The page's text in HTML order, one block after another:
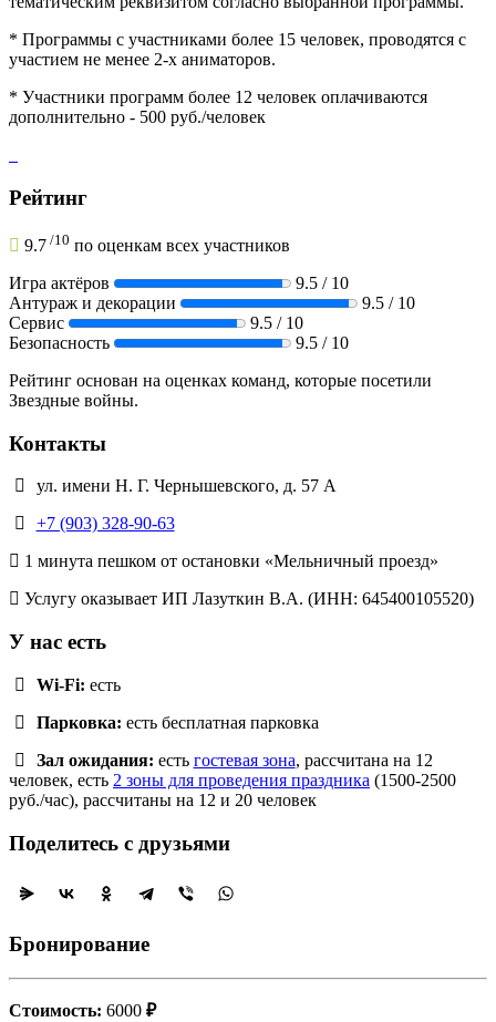
* Программы с участниками более 15 человек, проводятся с
участием не менее 2-х аниматоров.
* Участники программ более 12 человек оплачиваются
дополнительно - 500 руб./человек
Рейтинг
9.7 /10 по оценкам всех участников
Игра актёров
9.5 / 10
Антураж и декорации
9.5 / 10
Сервис
9.5 / 10
Безопасность
9.5 / 10
Рейтинг основан на оценках команд, которые посетили
Звездные войны.
Контакты
ул. имени Н. Г. Чернышевского, д. 57 А
+7 (903) 328-90-63
1 минута пешком от остановки «Мельничный проезд»
Услугу оказывает ИП Лазуткин В.А. (ИНН: 645400105520)
У нас есть
Wi-Fi: есть
Парковка: есть бесплатная парковка
Зал ожидания: есть гостевая зона, рассчитана на 12
человек, есть 2 зоны для проведения праздника (1500-2500
руб./час), рассчитаны на 12 и 20 человек
Поделитесь с друзьями
Бронирование
Стоимость: 6000 ₽